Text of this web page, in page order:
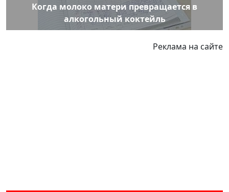
Когда молоко матери превращается в
алкогольный коктейль
Реклама на сайте